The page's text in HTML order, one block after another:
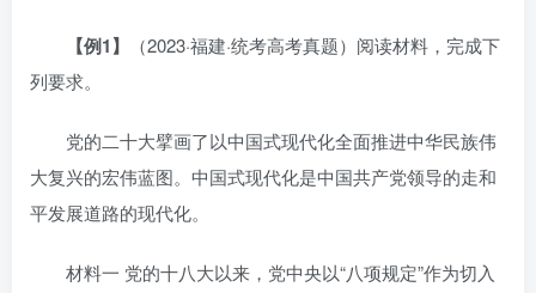
【例1】
（2023·福建·统考高考真题）阅读材料，完成下
列要求。
党的二十大擘画了以中国式现代化全面推进中华民族伟
大复兴的宏伟蓝图。中国式现代化是中国共产党领导的走和
平发展道路的现代化。
材料一 党的十八大以来，党中央以“八项规定”作为切入